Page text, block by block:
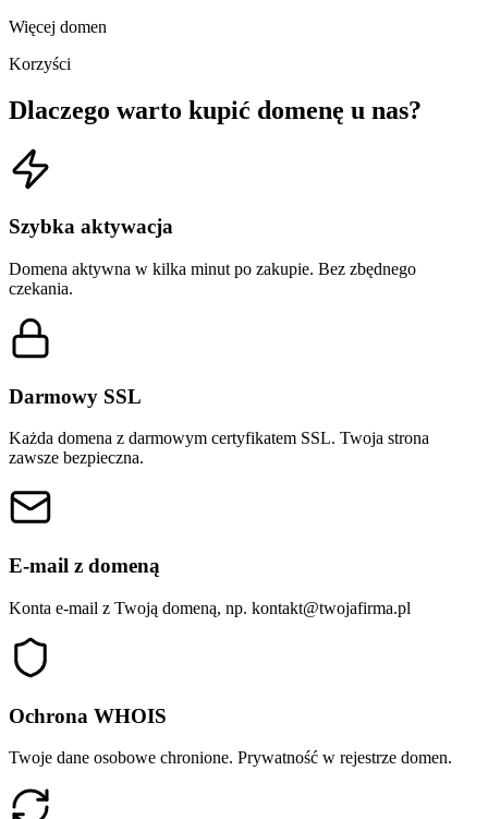
Więcej domen
Korzyści
Dlaczego warto kupić domenę u nas?
Szybka aktywacja
Domena aktywna w kilka minut po zakupie. Bez zbędnego
czekania.
Darmowy SSL
Każda domena z darmowym certyfikatem SSL. Twoja strona
zawsze bezpieczna.
E-mail z domeną
Konta e-mail z Twoją domeną, np. kontakt@twojafirma.pl
Ochrona WHOIS
Twoje dane osobowe chronione. Prywatność w rejestrze domen.